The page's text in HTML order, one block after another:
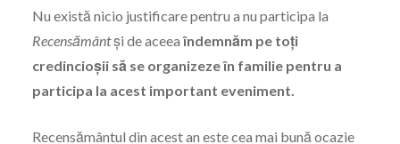
Nu există nicio justificare pentru a nu participa la
Recensământși de aceeaîndemnăm pe toți
credincioșii să se organizeze în familie pentru a
participa la acest important eveniment.
Recensământul din acest an este cea mai bună ocazie